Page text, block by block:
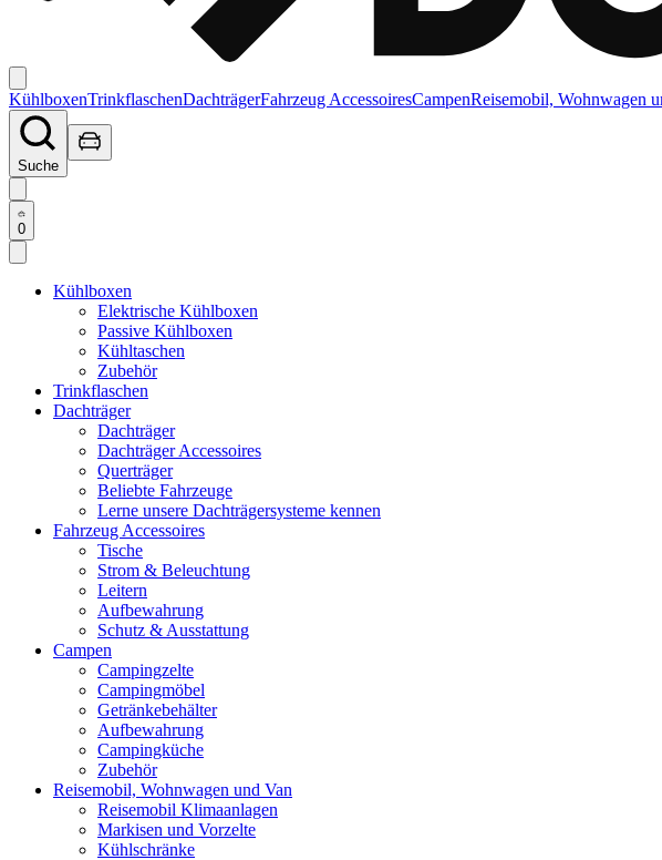
KühlboxenTrinkflaschenDachträgerFahrzeug AccessoiresCampenReisemobil, Wohnwagen
Suche
0
Kühlboxen
Elektrische Kühlboxen
Passive Kühlboxen
Kühltaschen
Zubehör
Trinkflaschen
Dachträger
Dachträger
Dachträger Accessoires
Querträger
Beliebte Fahrzeuge
Lerne unsere Dachträgersysteme kennen
Fahrzeug Accessoires
Tische
Strom & Beleuchtung
Leitern
Aufbewahrung
Schutz & Ausstattung
Campen
Campingzelte
Campingmöbel
Getränkebehälter
Aufbewahrung
Campingküche
Zubehör
Reisemobil, Wohnwagen und Van
Reisemobil Klimaanlagen
Markisen und Vorzelte
Kühlschränke